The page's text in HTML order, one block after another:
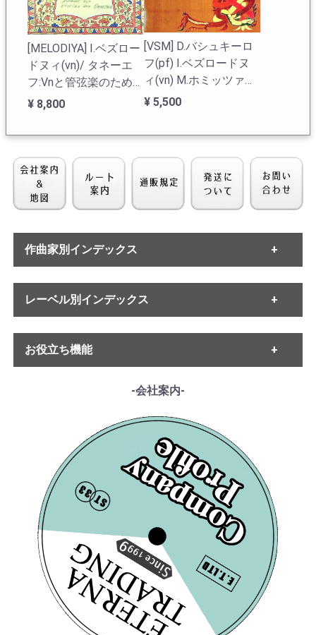
いたことに驚いた。このLPの入荷があるまでダヴィッ
ド・オイストラフ、ニコライ・マルコ/フィルハーモニア
o.が初録音だと考えていたがそれは誤りであった。
I.ベズロードヌィの在庫一覧へ
[MELODIYA] I.ベズロー
ドヌィ(vn)/ タネーエ
フ:Vnと管弦楽のための
協奏的組曲Op.28
¥ 8,800
[VSM] D.バシュキーロ
フ(pf) I.ベズロードヌ
ィ(vn) M.ホミッツァー
(vc) / ショスタコーヴ
¥ 5,500
作曲家別インデックス
・バッハ
・ヘンデル
・モーツァルト
・ハイドン
・ベートーヴェン
・シューベルト
・ワーグナー
・スメタナ
・シュトラウス家
・ブラームス
・サン・サーンス
・チャイコフスキー
・ドヴォルザーク
・グリーグ
・フォーレ
・プッチーニ
・マーラー
・ドビュッシー
・R.シュトラウス
レーベル別インデックス
・ETERNA
・MELODIYA
・DECCA
・PHILIPS
・SUPRAPHON
・クリュブ盤
・マイナー盤/プライベート盤
お役立ち機能
・レコード洗浄ガイド
・単語の説明
・ルート案内
------特集ページ------
・『エテルナの芸術』
・『アナログ期の名匠たち』
・『デジタル録音の夜明け』
・『ソ連のオーケストラ』
-会社案内-